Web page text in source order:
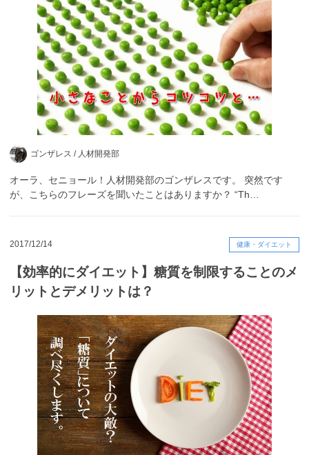
ゴンザレス / 人材開発部
オーラ、セニョール！人材開発部のゴンザレスです。 突然です
が、こちらのフレーズを聞いたことはありますか？ “Th…
2017/12/14 健康・ダイエット
【効率的にダイエット】糖質を制限することのメ
リットとデメリットは？